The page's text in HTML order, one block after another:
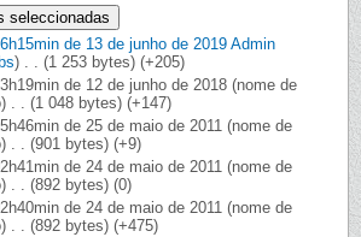
de 13 de junho de 2019 Admin
) (1 253 bytes) (+205)
de 12 de junho de 2018 (nome de
(1 048 bytes) (+147)
de 25 de maio de 2011 (nome de
(901 bytes) (+9)
de 24 de maio de 2011 (nome de
(892 bytes) (0)
de 24 de maio de 2011 (nome de
(892 bytes) (+475)